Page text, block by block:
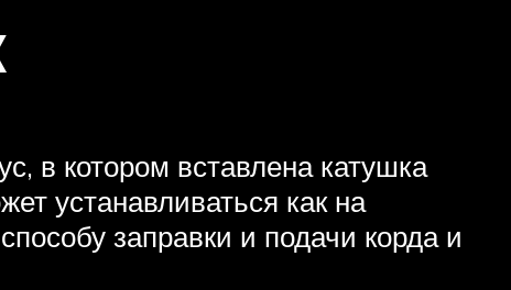
в котором вставлена катушка
устанавливаться как на
заправки и подачи корда и